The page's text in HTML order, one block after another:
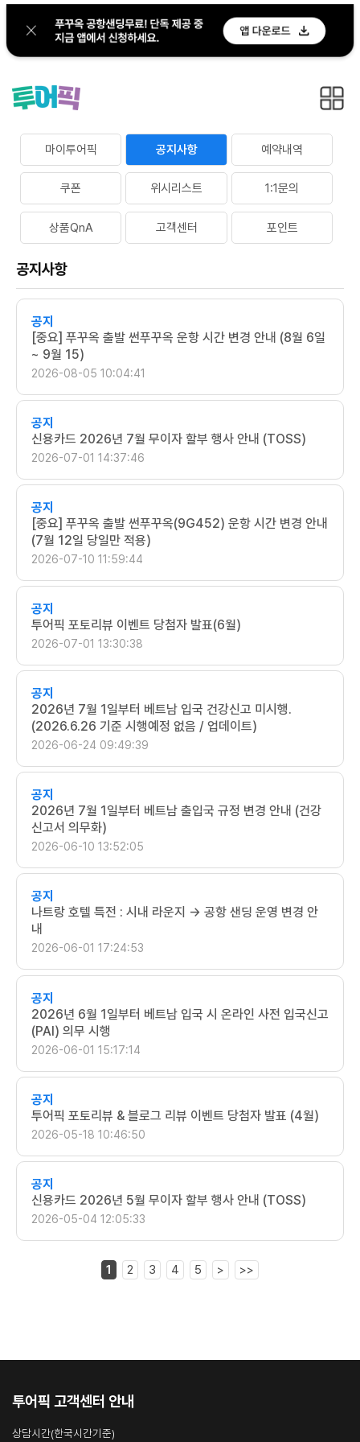
마이투어픽 공지사항 예약내역
쿠폰 위시리스트 1:1문의
상품QnA 고객센터 포인트
공지사항
공지
[중요] 푸꾸옥 출발 썬푸꾸옥 운항 시간 변경 안내 (8월 6일
~ 9월 15)
2026-08-05 10:04:41
공지
신용카드 2026년 7월 무이자 할부 행사 안내 (TOSS)
2026-07-01 14:37:46
공지
[중요] 푸꾸옥 출발 썬푸꾸옥(9G452) 운항 시간 변경 안내
(7월 12일 당일만 적용)
2026-07-10 11:59:44
공지
투어픽 포토리뷰 이벤트 당첨자 발표(6월)
2026-07-01 13:30:38
공지
2026년 7월 1일부터 베트남 입국 건강신고 미시행.
(2026.6.26 기준 시행예정 없음 / 업데이트)
2026-06-24 09:49:39
공지
2026년 7월 1일부터 베트남 출입국 규정 변경 안내 (건강
신고서 의무화)
2026-06-10 13:52:05
공지
나트랑 호텔 특전 : 시내 라운지 -> 공항 샌딩 운영 변경 안
내
2026-06-01 17:24:53
공지
2026년 6월 1일부터 베트남 입국 시 온라인 사전 입국신고
(PAI) 의무 시행
2026-06-01 15:17:14
공지
투어픽 포토리뷰 & 블로그 리뷰 이벤트 당첨자 발표 (4월)
2026-05-18 10:46:50
공지
신용카드 2026년 5월 무이자 할부 행사 안내 (TOSS)
2026-05-04 12:05:33
1 2 3 4 5 > >>
투어픽 고객센터 안내
상담시간(한국시간기준)